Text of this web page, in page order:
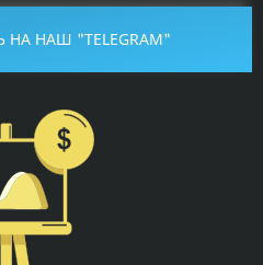
НАШ "TELEGRAM"